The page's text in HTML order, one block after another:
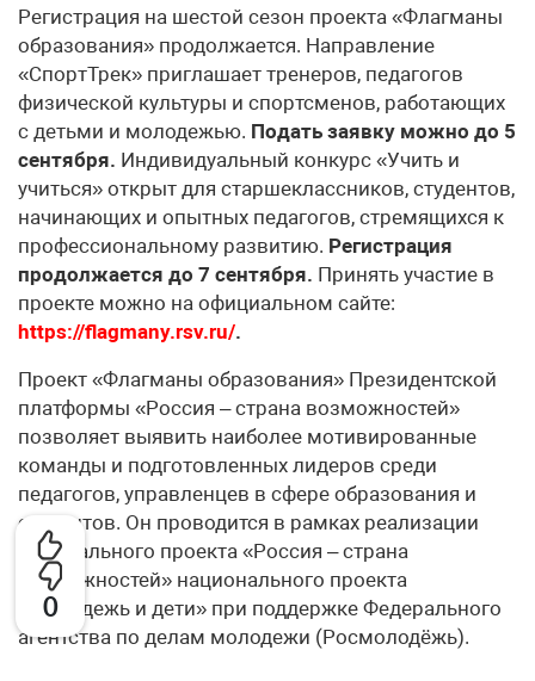
0
Регистрация на шестой сезон проекта «Флагманы
образования» продолжается. Направление
«СпортТрек» приглашает тренеров, педагогов
физической культуры и спортсменов, работающих
с детьми и молодежью. Подать заявку можно до 5
сентября. Индивидуальный конкурс «Учить и
учиться» открыт для старшеклассников, студентов,
начинающих и опытных педагогов, стремящихся к
профессиональному развитию. Регистрация
продолжается до 7 сентября. Принять участие в
проекте можно на официальном сайте:
https://flagmany.rsv.ru/.
Проект «Флагманы образования» Президентской
платформы «Россия – страна возможностей»
позволяет выявить наиболее мотивированные
команды и подготовленных лидеров среди
педагогов, управленцев в сфере образования и
студентов. Он проводится в рамках реализации
федерального проекта «Россия – страна
возможностей» национального проекта
«Молодежь и дети» при поддержке Федерального
агентства по делам молодежи (Росмолодёжь).